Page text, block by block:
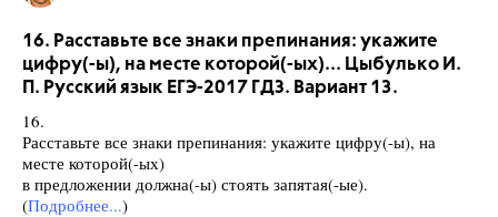
16. Расставьте все знаки препинания: укажите
цифру(-ы), на месте которой(-ых)... Цыбулько И.
П. Русский язык ЕГЭ-2017 ГДЗ. Вариант 13.
16.
Расставьте все знаки препинания: укажите цифру(-ы), на
месте которой(-ых)
в предложении должна(-ы) стоять запятая(-ые).
(Подробнее...)